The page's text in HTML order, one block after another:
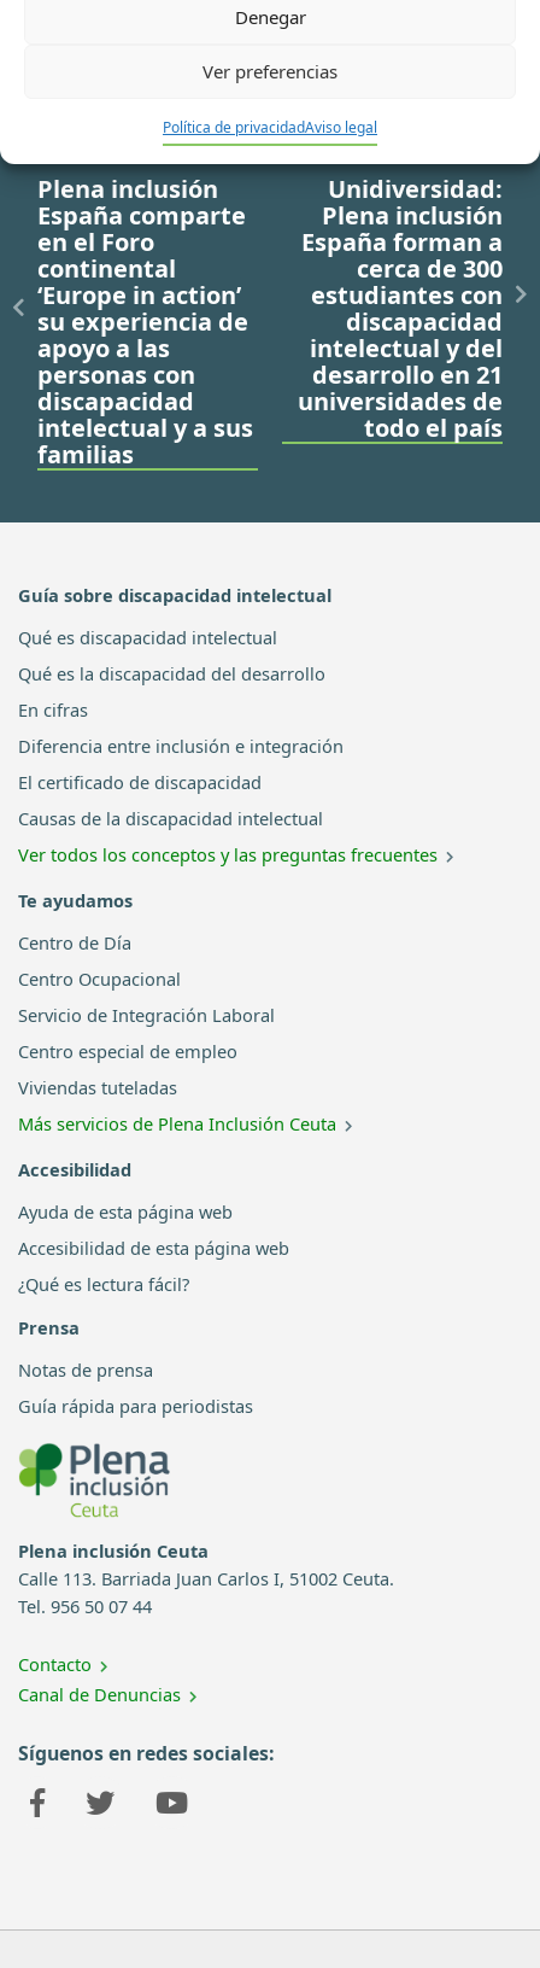
Denegar
Ver preferencias
Política de privacidadAviso legal
Ir a noticia anterior
Plena inclusión
España comparte
en el Foro
continental
‘Europe in action’
su experiencia de
apoyo a las
personas con
discapacidad
intelectual y a sus
familias
Ir a noticia siguiente
Unidiversidad:
Plena inclusión
España forman a
cerca de 300
estudiantes con
discapacidad
intelectual y del
desarrollo en 21
universidades de
todo el país
Guía sobre discapacidad intelectual
Qué es discapacidad intelectual
Qué es la discapacidad del desarrollo
En cifras
Diferencia entre inclusión e integración
El certificado de discapacidad
Causas de la discapacidad intelectual
Ver todos los conceptos y las preguntas frecuentes
Te ayudamos
Centro de Día
Centro Ocupacional
Servicio de Integración Laboral
Centro especial de empleo
Viviendas tuteladas
Más servicios de Plena Inclusión Ceuta
Accesibilidad
Ayuda de esta página web
Accesibilidad de esta página web
¿Qué es lectura fácil?
Prensa
Notas de prensa
Guía rápida para periodistas
Plena inclusión Ceuta
Calle 113. Barriada Juan Carlos I, 51002 Ceuta.
Tel. 956 50 07 44
Contacto
Canal de Denuncias
Síguenos en redes sociales: